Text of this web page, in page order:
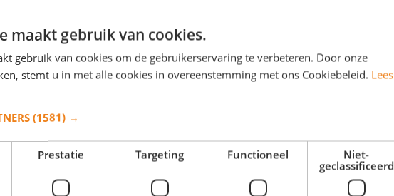
maakt gebruik van cookies.
gebruik van cookies om de gebruikerservaring te verbeteren. Door onze
stemt u in met alle cookies in overeenstemming met ons Cookiebeleid. Lees
(1581) →
Prestatie Targeting Functioneel
Niet-
geclassificeerd